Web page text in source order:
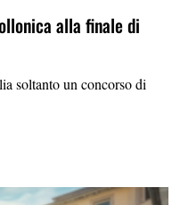
alla finale di
soltanto un concorso di